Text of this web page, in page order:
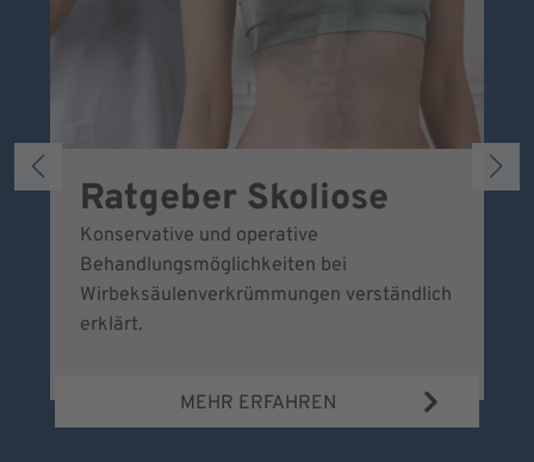
Ratgeber Skoliose
Konservative und operative
Behandlungsmöglichkeiten bei
Wirbeksäulenverkrümmungen verständlich
erklärt.
MEHR ERFAHREN